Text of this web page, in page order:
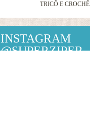
TRICÔ E CROCHÊ
INSTAGRAM
@SUPERZIPER